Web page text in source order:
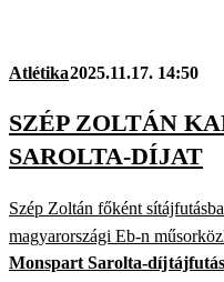
Atlétika2025.11.17. 14:50
SZÉP ZOLTÁN
SAROLTA-DÍJAT
Szép Zoltán főként
magyarországi Eb-n
Monspart Sarolta-díjtájfutás